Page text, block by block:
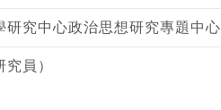
研究中心政治思想研究專題中心
員）